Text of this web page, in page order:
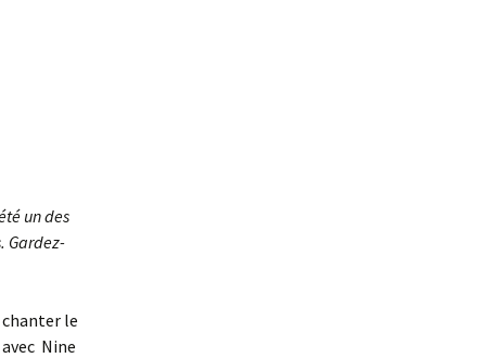
un des
Gardez-
chanter le
Nine